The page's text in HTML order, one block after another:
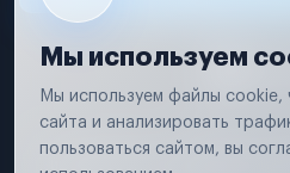
Условия
Вся информация, представленная
Мы используем
Мы используем файлы cookie,
сайта и анализировать
пользоваться сайтом, вы